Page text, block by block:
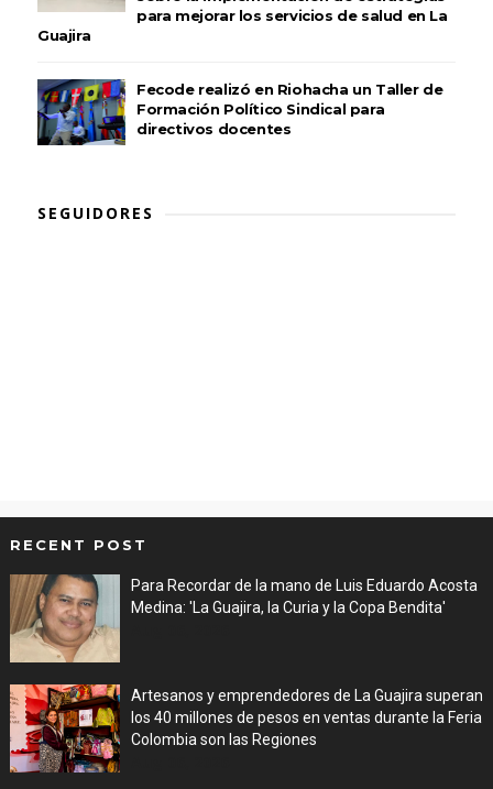
para mejorar los servicios de salud en La
Guajira
Fecode realizó en Riohacha un Taller de
Formación Político Sindical para
directivos docentes
SEGUIDORES
RECENT POST
Para Recordar de la mano de Luis Eduardo Acosta
Medina: 'La Guajira, la Curia y la Copa Bendita'
Artesanos y emprendedores de La Guajira superan
los 40 millones de pesos en ventas durante la Feria
Colombia son las Regiones